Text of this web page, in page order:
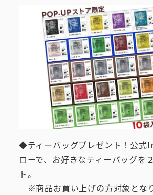
◆ティーバッグプレゼント！公式
ローで、お好きなティーバッグを
ト。
※商品お買い上げの方対象とな